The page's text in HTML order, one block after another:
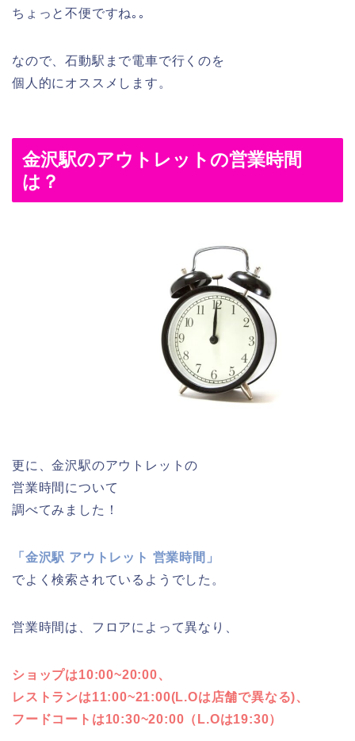
ちょっと不便ですね｡｡
なので、石動駅まで電車で行くのを
個人的にオススメします。
金沢駅のアウトレットの営業時間
は？
更に、金沢駅のアウトレットの
営業時間について
調べてみました！
「金沢駅 アウトレット 営業時間」
でよく検索されているようでした。
営業時間は、フロアによって異なり、
ショップは10:00~20:00、
レストランは11:00~21:00(L.Oは店舗で異なる)、
フードコートは10:30~20:00（L.Oは19:30）